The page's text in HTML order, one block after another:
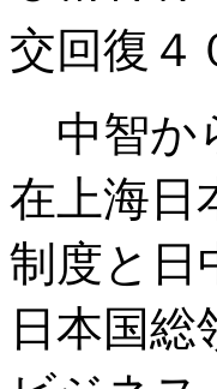
交回復４
中智か
在上海日
制度と日
日本国